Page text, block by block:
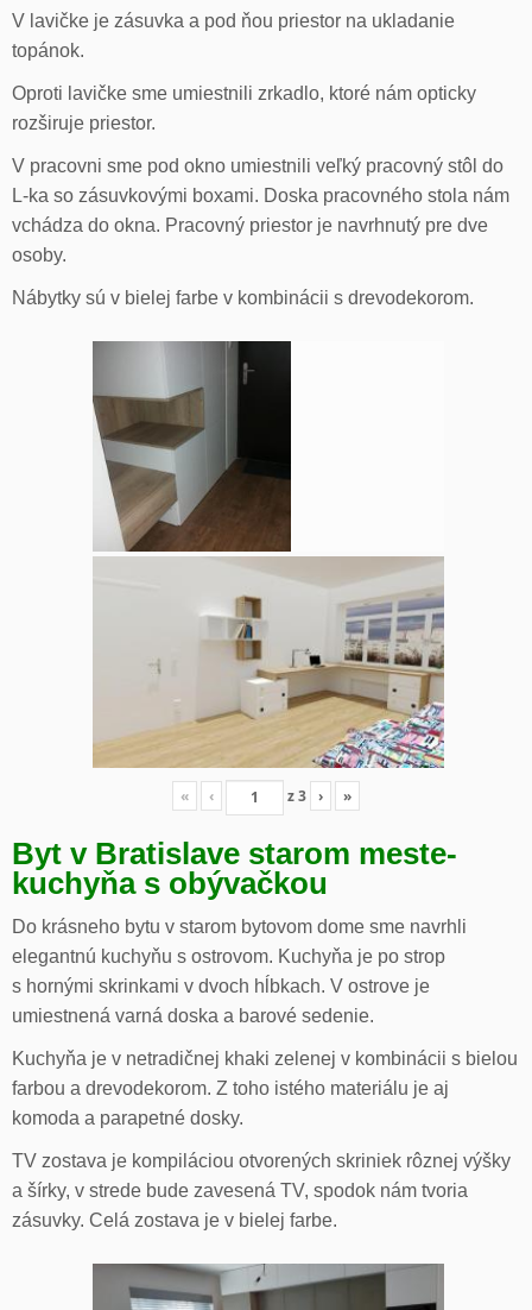
V lavičke je zásuvka a pod ňou priestor na ukladanie
topánok.
Oproti lavičke sme umiestnili zrkadlo, ktoré nám opticky
rozširuje priestor.
V pracovni sme pod okno umiestnili veľký pracovný stôl do
L-ka so zásuvkovými boxami. Doska pracovného stola nám
vchádza do okna. Pracovný priestor je navrhnutý pre dve
osoby.
Nábytky sú v bielej farbe v kombinácii s drevodekorom.
« ‹ z3 › »
Byt v Bratislave starom meste-
kuchyňa s obývačkou
Do krásneho bytu v starom bytovom dome sme navrhli
elegantnú kuchyňu s ostrovom. Kuchyňa je po strop
s hornými skrinkami v dvoch hĺbkach. V ostrove je
umiestnená varná doska a barové sedenie.
Kuchyňa je v netradičnej khaki zelenej v kombinácii s bielou
farbou a drevodekorom. Z toho istého materiálu je aj
komoda a parapetné dosky.
TV zostava je kompiláciou otvorených skriniek rôznej výšky
a šírky, v strede bude zavesená TV, spodok nám tvoria
zásuvky. Celá zostava je v bielej farbe.